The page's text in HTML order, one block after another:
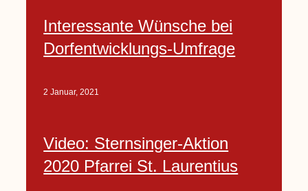
Interessante Wünsche bei
Dorfentwicklungs-Umfrage
2 Januar, 2021
Video: Sternsinger-Aktion
2020 Pfarrei St. Laurentius